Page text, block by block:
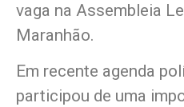
vaga na Assembleia
Maranhão.
Em recente agenda
participou de uma